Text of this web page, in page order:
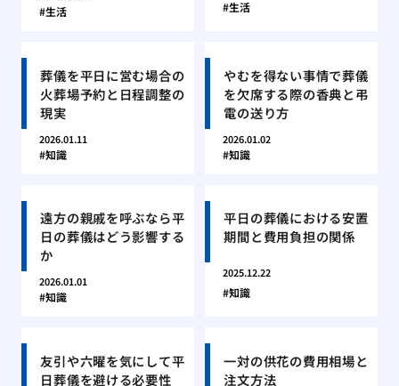
生活 生活
葬儀を平日に営む場合の
火葬場予約と日程調整の
現実
2026.01.11
知識
やむを得ない事情で葬儀
を欠席する際の香典と弔
電の送り方
2026.01.02
知識
遠方の親戚を呼ぶなら平
日の葬儀はどう影響する
か
2026.01.01
知識
平日の葬儀における安置
期間と費用負担の関係
2025.12.22
知識
友引や六曜を気にして平
日葬儀を避ける必要性
一対の供花の費用相場と
注文方法